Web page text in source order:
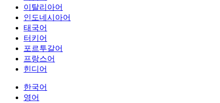
이탈리아어
인도네시아어
태국어
터키어
포르투갈어
프랑스어
힌디어
한국어
영어